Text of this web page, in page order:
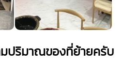
ปริมาณของที่ย้ายครับ